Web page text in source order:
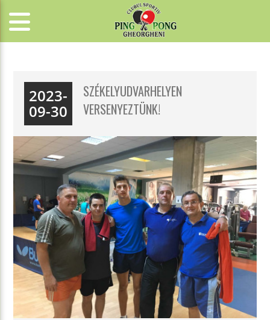
2023-
09-30
SZÉKELYUDVARHELYEN
VERSENYEZTÜNK!